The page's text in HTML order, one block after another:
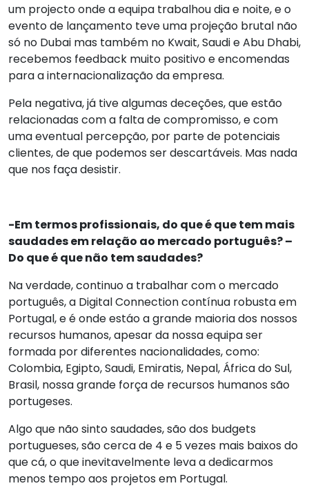
um projecto onde a equipa trabalhou dia e noite, e o
evento de lançamento teve uma projeção brutal não
só no Dubai mas também no Kwait, Saudi e Abu Dhabi,
recebemos feedback muito positivo e encomendas
para a internacionalização da empresa.
Pela negativa, já tive algumas deceções, que estão
relacionadas com a falta de compromisso, e com
uma eventual percepção, por parte de potenciais
clientes, de que podemos ser descartáveis. Mas nada
que nos faça desistir.
-Em termos profissionais, do que é que tem mais
saudades em relação ao mercado português? –
Do que é que não tem saudades?
Na verdade, continuo a trabalhar com o mercado
português, a Digital Connection contínua robusta em
Portugal, e é onde estáo a grande maioria dos nossos
recursos humanos, apesar da nossa equipa ser
formada por diferentes nacionalidades, como:
Colombia, Egipto, Saudi, Emiratis, Nepal, África do Sul,
Brasil, nossa grande força de recursos humanos são
portugeses.
Algo que não sinto saudades, são dos budgets
portugueses, são cerca de 4 e 5 vezes mais baixos do
que cá, o que inevitavelmente leva a dedicarmos
menos tempo aos projetos em Portugal.